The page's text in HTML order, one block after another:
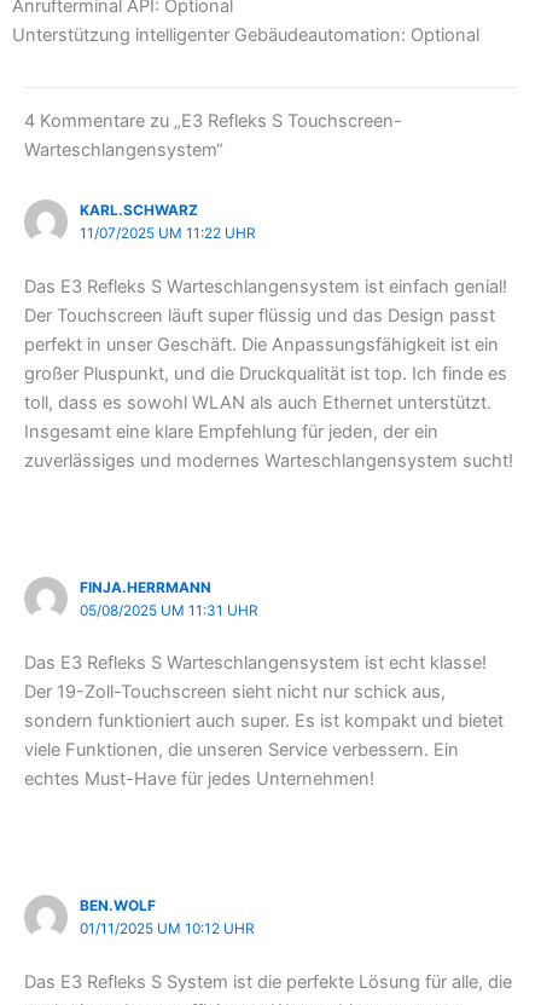
Anrufterminal API: Optional
Unterstützung intelligenter Gebäudeautomation: Optional
4 Kommentare zu „E3 Refleks S Touchscreen-
Warteschlangensystem“
KARL.SCHWARZ
11/07/2025 UM 11:22 UHR
Das E3 Refleks S Warteschlangensystem ist einfach genial!
Der Touchscreen läuft super flüssig und das Design passt
perfekt in unser Geschäft. Die Anpassungsfähigkeit ist ein
großer Pluspunkt, und die Druckqualität ist top. Ich finde es
toll, dass es sowohl WLAN als auch Ethernet unterstützt.
Insgesamt eine klare Empfehlung für jeden, der ein
zuverlässiges und modernes Warteschlangensystem sucht!
FINJA.HERRMANN
05/08/2025 UM 11:31 UHR
Das E3 Refleks S Warteschlangensystem ist echt klasse!
Der 19-Zoll-Touchscreen sieht nicht nur schick aus,
sondern funktioniert auch super. Es ist kompakt und bietet
viele Funktionen, die unseren Service verbessern. Ein
echtes Must-Have für jedes Unternehmen!
BEN.WOLF
01/11/2025 UM 10:12 UHR
Das E3 Refleks S System ist die perfekte Lösung für alle, die